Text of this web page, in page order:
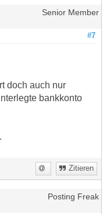
Senior Member
#7
doch auch nur
bankkonto
Zitieren
Posting Freak